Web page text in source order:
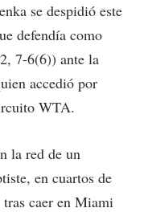
se despidió este
defendía como
7-6(6)) ante la
accedió por
WTA.
la red de un
en cuartos de
caer en Miami